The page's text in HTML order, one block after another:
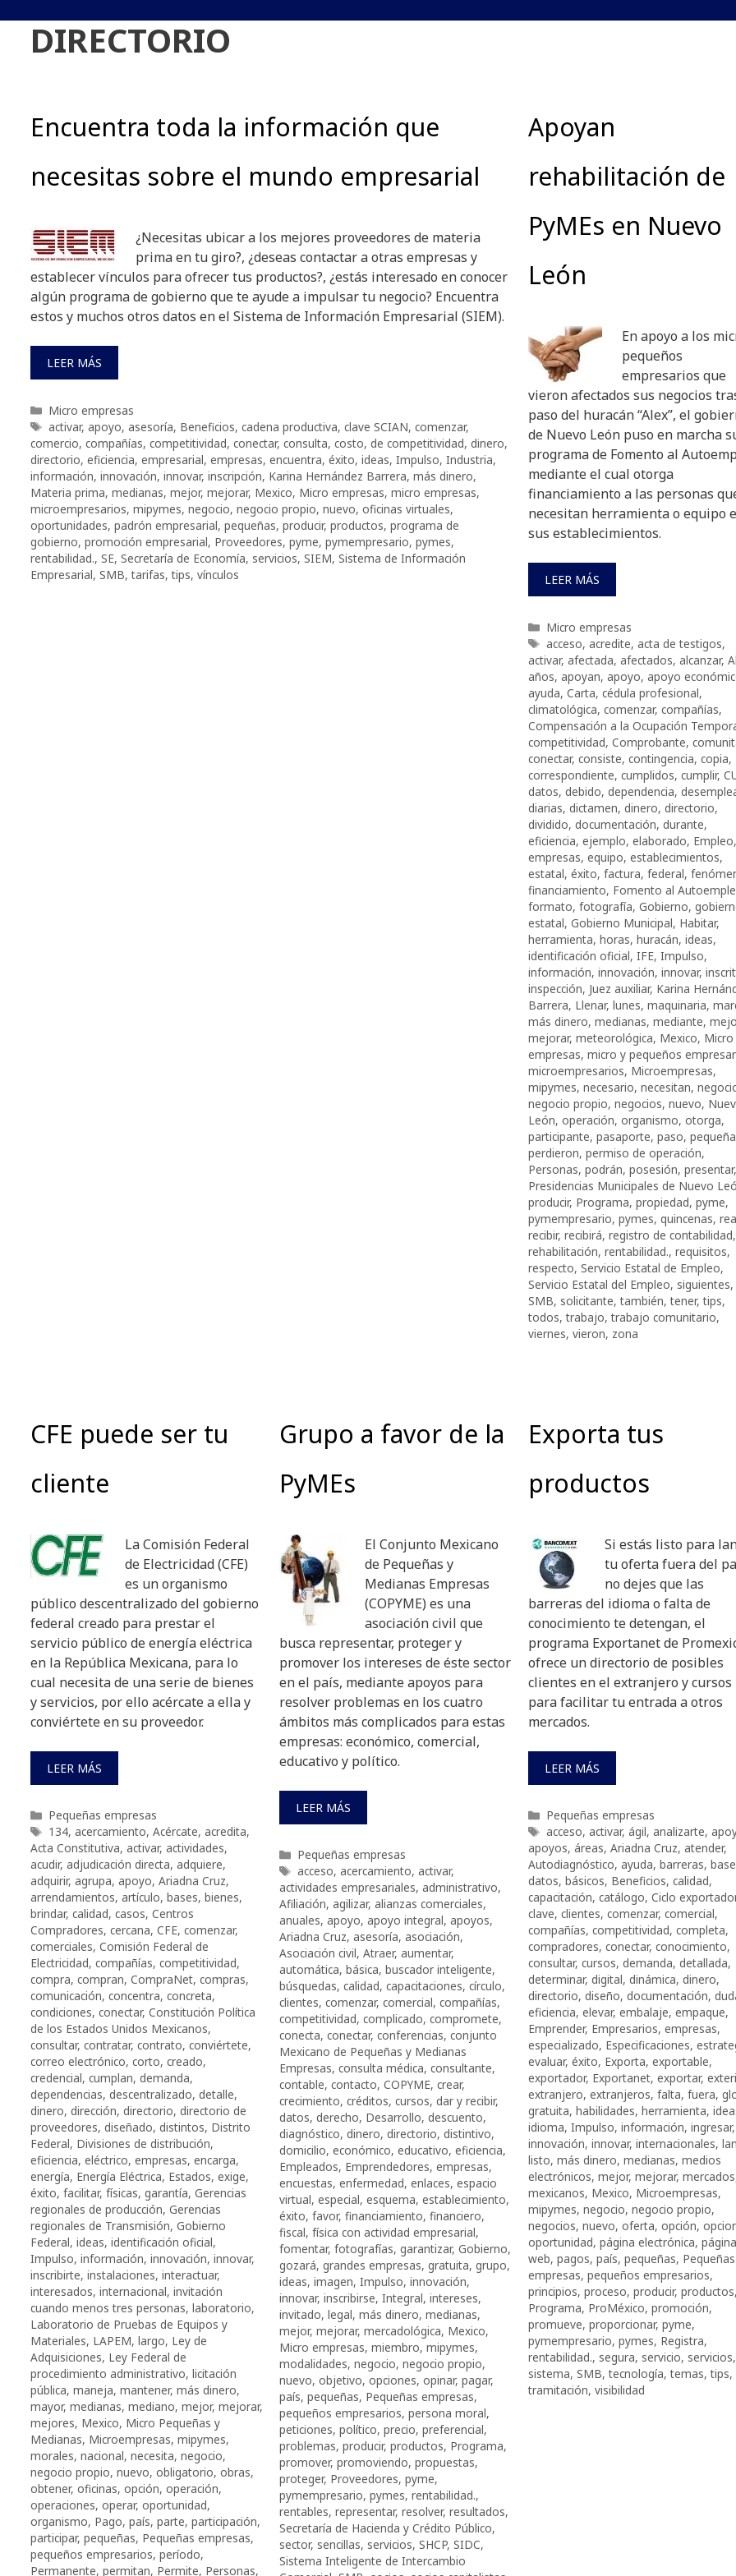
DIRECTORIO
Encuentra toda la información que
necesitas sobre el mundo empresarial
¿Necesitas ubicar a los mejores proveedores de materia
prima en tu giro?, ¿deseas contactar a otras empresas y
establecer vínculos para ofrecer tus productos?, ¿estás interesado en conocer
algún programa de gobierno que te ayude a impulsar tu negocio? Encuentra
estos y muchos otros datos en el Sistema de Información Empresarial (SIEM).
LEER MÁS
Categorías
Micro empresas
Etiquetas
activar, apoyo, asesoría, Beneficios, cadena productiva, clave SCIAN, comenzar,
comercio, compañías, competitividad, conectar, consulta, costo, de competitividad, dinero,
directorio, eficiencia, empresarial, empresas, encuentra, éxito, ideas, Impulso, Industria,
información, innovación, innovar, inscripción, Karina Hernández Barrera, más dinero,
Materia prima, medianas, mejor, mejorar, Mexico, Micro empresas, micro empresas,
microempresarios, mipymes, negocio, negocio propio, nuevo, oficinas virtuales,
oportunidades, padrón empresarial, pequeñas, producir, productos, programa de
gobierno, promoción empresarial, Proveedores, pyme, pymempresario, pymes,
rentabilidad., SE, Secretaría de Economía, servicios, SIEM, Sistema de Información
Empresarial, SMB,tarifas,tips, vínculos
Apoyan
rehabilitación de
PyMEs en Nuevo
León
En apoyo a los
pequeños
empresarios que
vieron afectados sus negocios
paso del huracán “Alex”, el
de Nuevo León puso en marcha
programa de Fomento al
mediante el cual otorga
financiamiento a las personas
necesitan herramienta o equipo
sus establecimientos.
LEER MÁS
Categorías
Micro empresas
Etiquetas
acceso, acredite, acta de testigos,
activar, afectada, afectados, alcanzar,
años, apoyan, apoyo, apoyo
ayuda, Carta, cédula profesional,
climatológica, comenzar, compañías,
Compensación a la Ocupación
competitividad, Comprobante,
conectar, consiste, contingencia, copia,
correspondiente, cumplidos, cumplir,
datos, debido, dependencia,
diarias, dictamen, dinero, directorio,
dividido, documentación, durante,
eficiencia, ejemplo, elaborado, Empleo,
empresas, equipo, establecimientos,
estatal, éxito, factura, federal,
financiamiento, Fomento al
formato, fotografía, Gobierno,
estatal, Gobierno Municipal, Habitar,
herramienta, horas, huracán, ideas,
identificación oficial, IFE, Impulso,
información, innovación, innovar,
inspección, Juez auxiliar, Karina
Barrera, Llenar, lunes, maquinaria,
más dinero, medianas, mediante,
mejorar, meteorológica, Mexico, Micro
empresas, micro y pequeños
microempresarios, Microempresas,
mipymes, necesario, necesitan,
negocio propio, negocios, nuevo,
León, operación, organismo, otorga,
participante, pasaporte, paso,
perdieron, permiso de operación,
Personas, podrán, posesión, presentar,
Presidencias Municipales de Nuevo
producir, Programa, propiedad, pyme,
pymempresario, pymes, quincenas,
recibir, recibirá, registro de contabilidad,
rehabilitación, rentabilidad., requisitos,
respecto, Servicio Estatal de Empleo,
Servicio Estatal del Empleo, siguientes,
SMB, solicitante,también,tener,tips,
todos,trabajo,trabajo comunitario,
viernes, vieron, zona
CFE puede ser tu
cliente
La Comisión Federal
de Electricidad (CFE)
es un organismo
público descentralizado del gobierno
federal creado para prestar el
servicio público de energía eléctrica
en la República Mexicana, para lo
cual necesita de una serie de bienes
y servicios, por ello acércate a ella y
conviértete en su proveedor.
LEER MÁS
Categorías
Pequeñas empresas
Etiquetas
134, acercamiento, Acércate, acredita,
Acta Constitutiva, activar, actividades,
acudir, adjudicación directa, adquiere,
adquirir, agrupa, apoyo, Ariadna Cruz,
arrendamientos, artículo, bases, bienes,
brindar, calidad, casos, Centros
Compradores, cercana, CFE, comenzar,
comerciales, Comisión Federal de
Electricidad, compañías, competitividad,
compra, compran, CompraNet, compras,
comunicación, concentra, concreta,
condiciones, conectar, Constitución Política
de los Estados Unidos Mexicanos,
consultar, contratar, contrato, conviértete,
correo electrónico, corto, creado,
credencial, cumplan, demanda,
dependencias, descentralizado, detalle,
dinero, dirección, directorio, directorio de
proveedores, diseñado, distintos, Distrito
Federal, Divisiones de distribución,
eficiencia, eléctrico, empresas, encarga,
energía, Energía Eléctrica, Estados, exige,
éxito, facilitar, físicas, garantía, Gerencias
regionales de producción, Gerencias
regionales de Transmisión, Gobierno
Federal, ideas, identificación oficial,
Impulso, información, innovación, innovar,
inscribirte, instalaciones, interactuar,
interesados, internacional, invitación
cuando menos tres personas, laboratorio,
Laboratorio de Pruebas de Equipos y
Materiales, LAPEM, largo, Ley de
Adquisiciones, Ley Federal de
procedimiento administrativo, licitación
pública, maneja, mantener, más dinero,
mayor, medianas, mediano, mejor, mejorar,
mejores, Mexico, Micro Pequeñas y
Medianas, Microempresas, mipymes,
morales, nacional, necesita, negocio,
negocio propio, nuevo, obligatorio, obras,
obtener, oficinas, opción, operación,
operaciones, operar, oportunidad,
organismo, Pago, país, parte, participación,
participar, pequeñas, Pequeñas empresas,
pequeños empresarios, período,
Permanente, permitan, Permite, Personas,
Grupo a favor de la
PyMEs
El Conjunto Mexicano
de Pequeñas y
Medianas Empresas
(COPYME) es una
asociación civil que
busca representar, proteger y
promover los intereses de éste sector
en el país, mediante apoyos para
resolver problemas en los cuatro
ámbitos más complicados para estas
empresas: económico, comercial,
educativo y político.
LEER MÁS
Categorías
Pequeñas empresas
Etiquetas
acceso, acercamiento, activar,
actividades empresariales, administrativo,
Afiliación, agilizar, alianzas comerciales,
anuales, apoyo, apoyo integral, apoyos,
Ariadna Cruz, asesoría, asociación,
Asociación civil, Atraer, aumentar,
automática, básica, buscador inteligente,
búsquedas, calidad, capacitaciones, círculo,
clientes, comenzar, comercial, compañías,
competitividad, complicado, compromete,
conecta, conectar, conferencias, conjunto
Mexicano de Pequeñas y Medianas
Empresas, consulta médica, consultante,
contable, contacto, COPYME, crear,
crecimiento, créditos, cursos, dar y recibir,
datos, derecho, Desarrollo, descuento,
diagnóstico, dinero, directorio, distintivo,
domicilio, económico, educativo, eficiencia,
Empleados, Emprendedores, empresas,
encuestas, enfermedad, enlaces, espacio
virtual, especial, esquema, establecimiento,
éxito, favor, financiamiento, financiero,
fiscal, física con actividad empresarial,
fomentar, fotografías, garantizar, Gobierno,
gozará, grandes empresas, gratuita, grupo,
ideas, imagen, Impulso, innovación,
innovar, inscribirse, Integral, intereses,
invitado, legal, más dinero, medianas,
mejor, mejorar, mercadológica, Mexico,
Micro empresas, miembro, mipymes,
modalidades, negocio, negocio propio,
nuevo, objetivo, opciones, opinar, pagar,
país, pequeñas, Pequeñas empresas,
pequeños empresarios, persona moral,
peticiones, político, precio, preferencial,
problemas, producir, productos, Programa,
promover, promoviendo, propuestas,
proteger, Proveedores, pyme,
pymempresario, pymes, rentabilidad.,
rentables, representar, resolver, resultados,
Secretaría de Hacienda y Crédito Público,
sector, sencillas, servicios, SHCP, SIDC,
Sistema Inteligente de Intercambio
Exporta tus
productos
Si estás listo para
tu oferta fuera del
no dejes que las
barreras del idioma o falta de
conocimiento te detengan, el
programa Exportanet de
ofrece un directorio de posibles
clientes en el extranjero y cursos
para facilitar tu entrada a otros
mercados.
LEER MÁS
Categorías
Pequeñas empresas
Etiquetas
acceso, activar, ágil, analizarte,
apoyos, áreas, Ariadna Cruz, atender,
Autodiagnóstico, ayuda, barreras,
datos, básicos, Beneficios, calidad,
capacitación, catálogo, Ciclo exportador
clave, clientes, comenzar, comercial,
compañías, competitividad, completa,
compradores, conectar, conocimiento,
consultar, cursos, demanda, detallada,
determinar, digital, dinámica, dinero,
directorio, diseño, documentación,
eficiencia, elevar, embalaje, empaque,
Emprender, Empresarios, empresas,
especializado, Especificaciones,
evaluar, éxito, Exporta, exportable,
exportador, Exportanet, exportar,
extranjero, extranjeros, falta, fuera,
gratuita, habilidades, herramienta,
idioma, Impulso, información, ingresar,
innovación, innovar, internacionales,
listo, más dinero, medianas, medios
electrónicos, mejor, mejorar, mercados
mexicanos, Mexico, Microempresas,
mipymes, negocio, negocio propio,
negocios, nuevo, oferta, opción,
oportunidad, página electrónica, página
web, pagos, país, pequeñas, Pequeñas
empresas, pequeños empresarios,
principios, proceso, producir, productos,
Programa, ProMéxico, promoción,
promueve, proporcionar, pyme,
pymempresario, pymes, Registra,
rentabilidad., segura, servicio, servicios,
sistema, SMB,tecnología,temas,tips,
tramitación, visibilidad